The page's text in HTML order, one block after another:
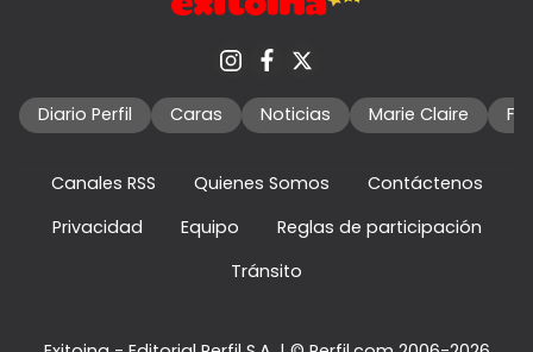
Diario Perfil Caras Noticias Marie Claire
Canales RSS Quienes Somos
Contáctenos
Privacidad
Equipo
Reglas de participación
Tránsito